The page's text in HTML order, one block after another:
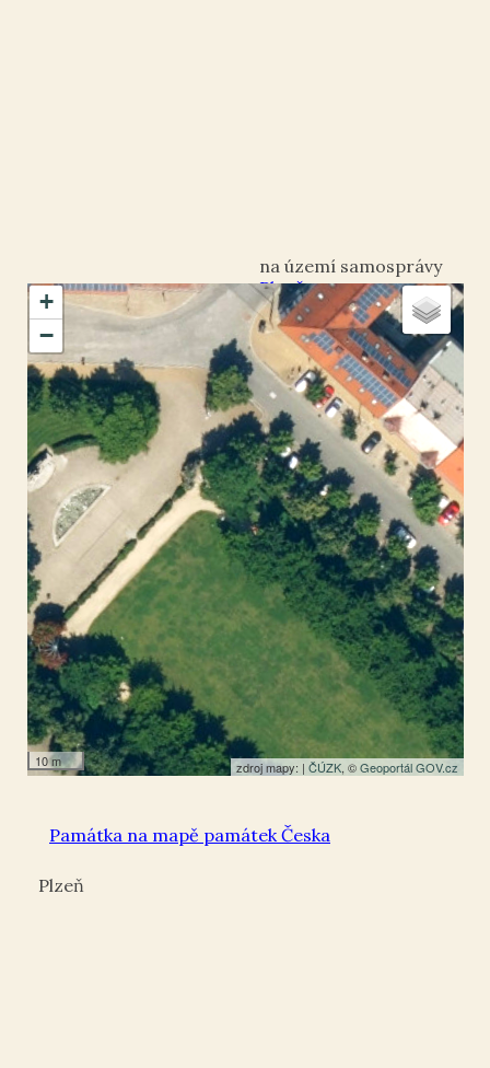
+
−
10 m zdroj mapy: | ČÚZK, ©Geoportál GOV.cz
Plzeň
okres Plzeň-město
Plzeň
49.74023 ,13.388045
Památník
Památka na mapě památek Česka
Plzeň